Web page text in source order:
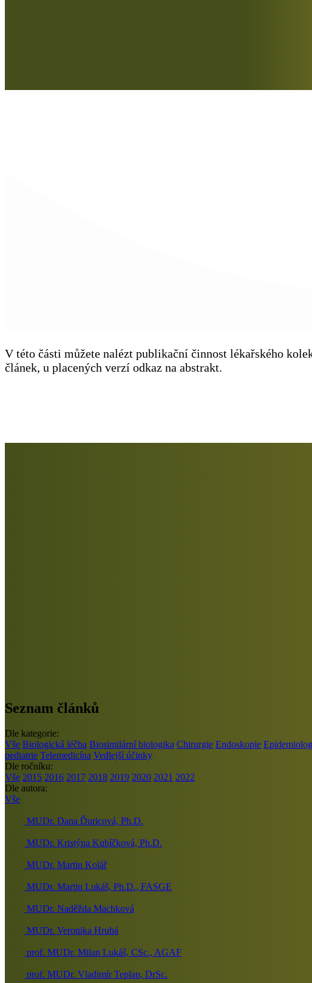
V této části můžete nalézt publikační činnost lékařského
článek, u placených verzí odkaz na abstrakt.
Seznam článků
Dle kategorie:
Vše Biologická léčba Biosimilární biologika Chirurgie Endoskopie
pediatrie Telemedicína Vedlejší účinky
Dle ročníku:
Vše 2015 2016 2017 2018 2019 2020 2021 2022
Dle autora:
Vše
MUDr. Dana Ďuricová, Ph.D.
MUDr. Kristýna Kubíčková, Ph.D.
MUDr. Martin Kolář
MUDr. Martin Lukáš, Ph.D., FASGE
MUDr. Naděžda Machková
MUDr. Veronika Hrubá
prof. MUDr. Milan Lukáš, CSc., AGAF
prof. MUDr. Vladimír Teplan, DrSc.